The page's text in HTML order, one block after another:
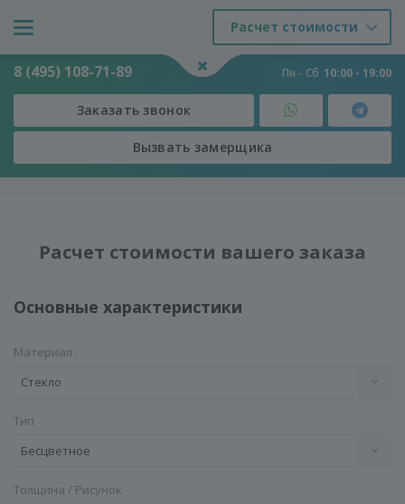
Расчет стоимости
8 (495) 108-71-89 Пн - Сб 10:00 - 19:00
Заказать звонок
Вызвать замерщика
Двери - Расчет стоимости вашего заказа
Расчет стоимости вашего заказа
Основные характеристики
Материал
Стекло
Тип
Бесцветное
Толщина / Рисунок